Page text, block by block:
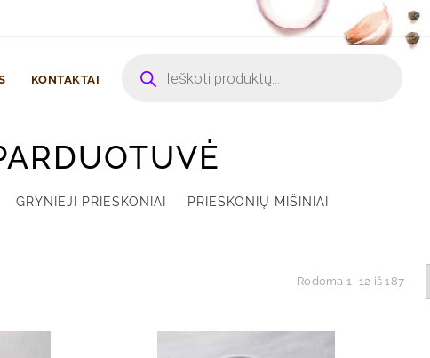
KONTAKTAI
search
GRYNIEJI PRIESKONIAI PRIESKONIŲ MIŠINIAI
Rodoma 1–12 iš 187